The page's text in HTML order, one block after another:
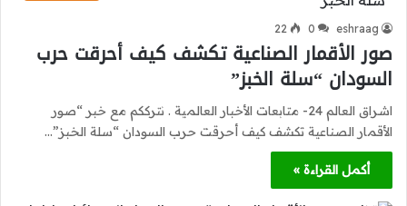
eshraag
0
22
صور الأقمار الصناعية تكشف كيف أحرقت حرب
السودان “سلة الخبز”
اشراق العالم 24- متابعات الأخبار العالمية . نترككم مع خبر “صور
الأقمار الصناعية تكشف كيف أحرقت حرب السودان “سلة الخبز”…
أكمل القراءة »